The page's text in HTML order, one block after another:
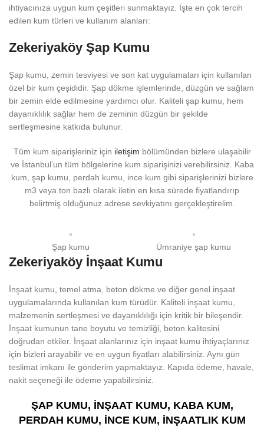
ihtiyacınıza uygun kum çeşitleri sunmaktayız. İşte en çok tercih
edilen kum türleri ve kullanım alanları:
Zekeriyaköy Şap Kumu
Şap kumu, zemin tesviyesi ve son kat uygulamaları için kullanılan
özel bir kum çeşididir. Şap dökme işlemlerinde, düzgün ve sağlam
bir zemin elde edilmesine yardımcı olur. Kaliteli şap kumu, hem
dayanıklılık sağlar hem de zeminin düzgün bir şekilde
sertleşmesine katkıda bulunur.
Tüm kum siparişleriniz için iletişim bölümünden bizlere ulaşabilir
ve İstanbul’un tüm bölgelerine kum siparişinizi verebilirsiniz. Kaba
kum, şap kumu, perdah kumu, ince kum gibi siparişlerinizi bizlere
m3 veya ton bazlı olarak iletin en kısa sürede fiyatlandırıp
belirtmiş olduğunuz adrese sevkiyatını gerçekleştirelim.
Şap kumu Ümraniye şap kumu
Zekeriyaköy İnşaat Kumu
İnşaat kumu, temel atma, beton dökme ve diğer genel inşaat
uygulamalarında kullanılan kum türüdür. Kaliteli inşaat kumu,
malzemenin sertleşmesi ve dayanıklılığı için kritik bir bileşendir.
İnşaat kumunun tane boyutu ve temizliği, beton kalitesini
doğrudan etkiler. İnşaat alanlarınız için inşaat kumu ihtiyaçlarınız
için bizleri arayabilir ve en uygun fiyatları alabilirsiniz. Aynı gün
teslimat imkanı ile gönderim yapmaktayız. Kapıda ödeme, havale,
nakit seçeneği ile ödeme yapabilirsiniz.
ŞAP KUMU, İNŞAAT KUMU, KABA KUM,
PERDAH KUMU, İNCE KUM, İNŞAATLIK KUM